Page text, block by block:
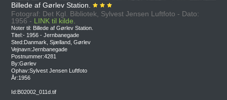
Billede af Gørlev Station.
Fotograf: Det Kgl. Bibliotek, Sylvest Jensen Luftfoto - Dato:
1956 - LINK til kilde.
Noter til: Billede af Gørlev Station.
Titel:- 1956 - Jernbanegade
Sted:Danmark, Sjælland, Gørlev
Vejnavn:Jernbanegade
Postnummer:4281
By:Gørlev
Ophav:Sylvest Jensen Luftfoto
År:1956
Id:B02002_011d.tif